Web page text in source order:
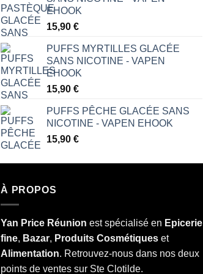
EHOOK
15,90 €
PUFFS MYRTILLES GLACÉE
SANS NICOTINE - VAPEN
EHOOK
15,90 €
PUFFS PÊCHE GLACÉE SANS
NICOTINE - VAPEN EHOOK
15,90 €
À PROPOS
Yan Price Réunion est spécialisé en Epicerie
fine, Bazar, Produits Cosmétiques et
Alimentation. Retrouvez-nous dans nos deux
points de ventes sur Ste Clotilde.